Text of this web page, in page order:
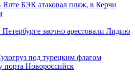
Ялте БЭК атаковал пляж, в Керчи
заочно арестовали Лидию
под турецким флагом
порта Новороссийск